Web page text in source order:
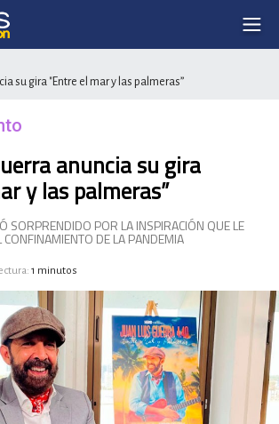
su gira "Entre el mar y las palmeras”
anuncia su gira
y las palmeras”
SORPRENDIDO POR LA INSPIRACIÓN QUE LE
CONFINAMIENTO DE LA PANDEMIA
1 minutos